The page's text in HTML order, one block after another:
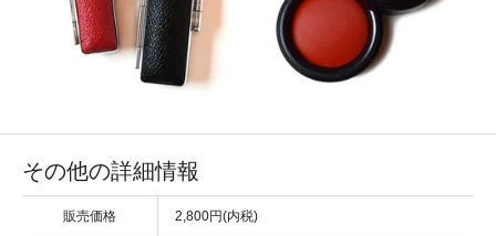
その他の詳細情報
販売価格 2,800円(内税)